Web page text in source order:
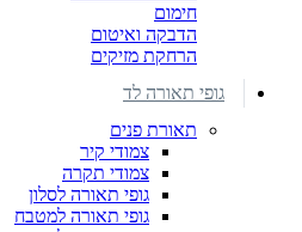
חימום
הדבקה ואיטום
הרחקת מזיקים
גופי תאורה לד
תאורת פנים
צמודי קיר
צמודי תקרה
גופי תאורה לסלון
גופי תאורה למטבח